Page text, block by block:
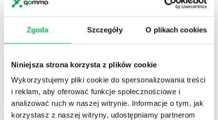
Zgoda Szczegóły O plikach cookies
Niniejsza strona korzysta z plików cookie
Wykorzystujemy pliki cookie do spersonalizowania treści
i reklam, aby oferować funkcje społecznościowe i
analizować ruch w naszej witrynie. Informacje o tym, jak
korzystasz z naszej witryny, udostępniamy partnerom
Prowadzimy działania wdrożeniowe skoncentrowane na
programu wspólnie oceniamy efekty – indywidualne, jak
i organizacyjne – wskazując dalsze kierunki rozwoju.
6 korzyści z realizacji programu